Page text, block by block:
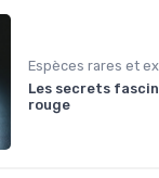
Les secrets
rouge